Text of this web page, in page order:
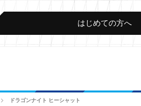
はじめての方へ
ドラゴンナイト ヒーシャット